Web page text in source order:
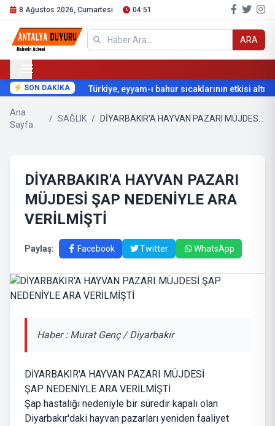
8 Ağustos 2026, Cumartesi 04:51
ARA
SON DAKİKA Türkiye, eyyam-ı bahur sıcaklarının etkisi
Ana
Sayfa
/ SAĞLIK /
DİYARBAKIR'A HAYVAN PAZARI
MÜJDESİ ŞAP NEDENİYLE ARA
VERİLMİŞTİ
Paylaş: Facebook Twitter WhatsApp
Haber : Murat Genç / Diyarbakır
DİYARBAKIR'A HAYVAN PAZARI MÜJDESİ
ŞAP NEDENİYLE ARA VERİLMİŞTİ
Şap hastalığı nedeniyle bir süredir kapalı olan
Diyarbakır'daki hayvan pazarları yeniden faaliyet